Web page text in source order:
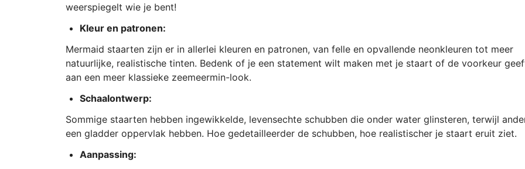
weerspiegelt wie je bent!
Kleur en patronen:
Mermaid staarten zijn er in allerlei kleuren en patronen, van felle en opvallende neonkleuren tot meer
natuurlijke, realistische tinten. Bedenk of je een statement wilt maken met je staart of de voorkeur
aan een meer klassieke zeemeermin-look.
Schaalontwerp:
Sommige staarten hebben ingewikkelde, levensechte schubben die onder water glinsteren, terwijl
een gladder oppervlak hebben. Hoe gedetailleerder de schubben, hoe realistischer je staart eruit ziet.
Aanpassing: